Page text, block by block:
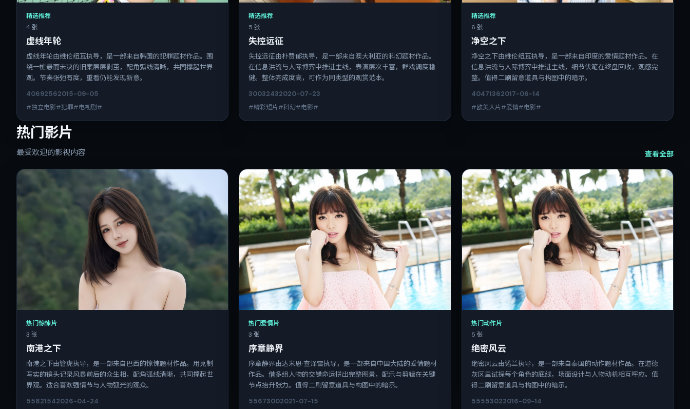
精选推荐
4 张
虚线年轮
虚线年轮由维伦纽瓦执导，是一部来自韩国的犯罪题材作品。围
绕一桩悬而未决的旧案层层剥茧，配角弧线清晰，共同撑起世界
观。节奏张弛有度，重看仍能发现新意。
40692562015-09-05
#独立电影#犯罪#电视剧#
精选推荐
5 张
失控远征
失控远征由朴赞郁执导，是一部来自澳大利亚的科幻题材作品。
在信息洪流与人际博弈中推进主线，表演层次丰富，群戏调度稳
健。整体完成度高，可作为同类型的观赏范本。
30032432020-07-23
#精彩短片#科幻#电影#
精选推荐
6 张
净空之下
净空之下由维伦纽瓦执导，是一部来自印度的爱情题材作品。在
信息洪流与人际博弈中推进主线，细节伏笔在终盘回收，观感完
整。值得二刷留意道具与构图中的暗示。
40471362017-06-14
#欧美大片#爱情#电影#
热门影片
最受欢迎的影视内容 查看全部
热门惊悚片
3 张
南港之下
南港之下由管虎执导，是一部来自巴西的惊悚题材作品。用克制
写实的镜头记录风暴前后的众生相，配角弧线清晰，共同撑起世
界观。适合喜欢强情节与人物弧光的观众。
55821542026-04-24
热门爱情片
3 张
序章静界
序章静界由达米恩·查泽雷执导，是一部来自中国大陆的爱情题材
作品。借多组人物的交错命运拼出完整图景，配乐与剪辑在关键
节点抬升张力。值得二刷留意道具与构图中的暗示。
55673002021-07-15
热门动作片
5 张
绝密风云
绝密风云由诺兰执导，是一部来自泰国的动作题材作品。在道德
灰区里试探每个角色的底线，场面设计与人物动机相互呼应。值
得二刷留意道具与构图中的暗示。
55553022016-09-14